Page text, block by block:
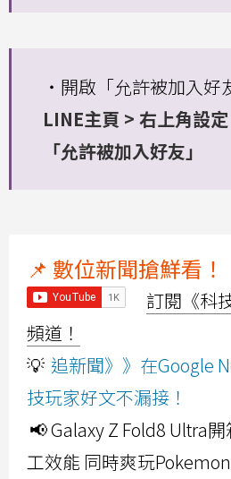
・開啟「允許被加入好
LINE主頁 > 右上角設
「允許被加入好友」
📌 數位新聞搶鮮看！
訂閱《科
頻道！
💡 追新聞》》在Google
技玩家好文不漏接！
📢 Galaxy Z Fold8 Ultra
工效能 同時爽玩